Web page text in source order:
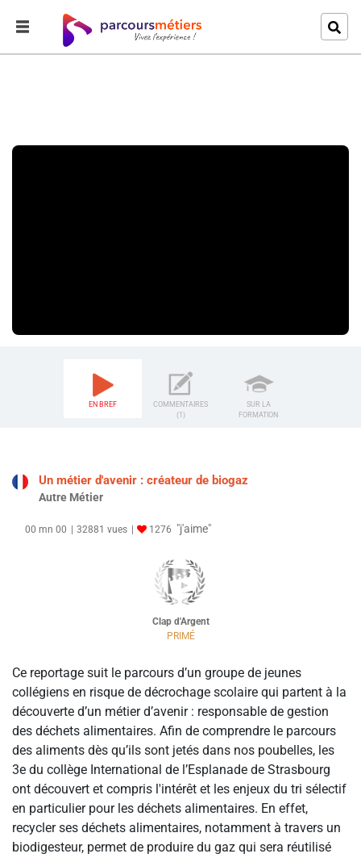
EN BREF
COMMENTAIRES
(1)
SUR LA
FORMATION
Un métier d'avenir : créateur de biogaz
Autre Métier
00 mn 00 32881 vues 1276 "j'aime"
Clap d'Argent
PRIMÉ
Ce reportage suit le parcours d’un groupe de jeunes
collégiens en risque de décrochage scolaire qui partent à la
découverte d’un métier d’avenir : responsable de gestion
des déchets alimentaires. Afin de comprendre le parcours
des aliments dès qu’ils sont jetés dans nos poubelles, les
3e du collège International de l’Esplanade de Strasbourg
ont découvert et compris l'intérêt et les enjeux du tri sélectif
en particulier pour les déchets alimentaires. En effet,
recycler ses déchets alimentaires, notamment à travers un
biodigesteur, permet de produire du gaz qui sera réutilisé